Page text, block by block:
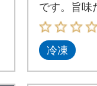
です。旨味
を是非ご賞
冷凍